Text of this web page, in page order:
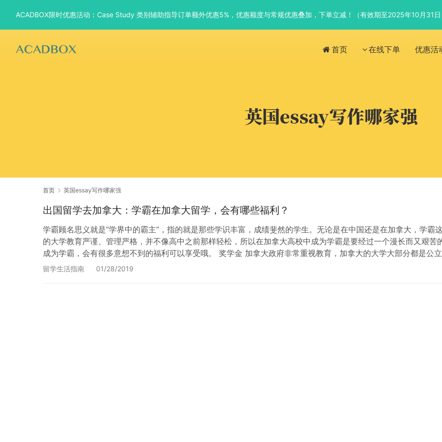
首页 在线下单 优惠活
英国essay写作哪家强
首页 英国essay写作哪家强
出国留学去加拿大：学霸在加拿大留学，会有哪些福利？
学霸顾名思义就是“学界中的霸主”，指的就是那些学识丰富，成绩斐然的学生。无论是在中国还是在加拿大，学霸
的大学教育严谨、管理严格，并不像高中之前那样轻松，所以在加拿大高校中成为学霸是要经过一个漫长而又艰
成为学霸，会有很多意想不到的福利可以享受哦。 奖学金 加拿大政府非常重视教育，加拿大的大学大部分都是公
很多。所以学校就会拿出丰厚的资金作为奖学金奖励给优秀的学生…
留学生活指南 01/28/2019
ACADBOX限时优惠活动：Case Study 类别辅助指导订单额外优惠5%，优惠额度与常规优惠叠加，下单立减！（有效期至2025年10月31日